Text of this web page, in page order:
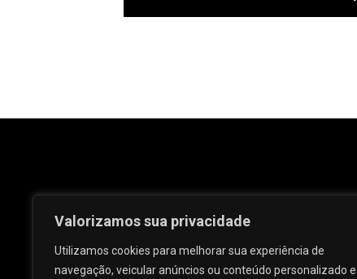
Valorizamos sua privacidade
Utilizamos cookies para melhorar sua experiência de
navegação, veicular anúncios ou conteúdo personalizado e